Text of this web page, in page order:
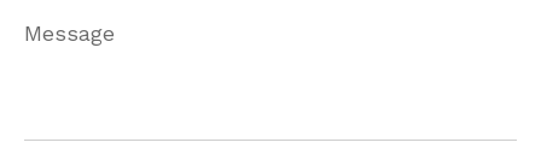
Message
*